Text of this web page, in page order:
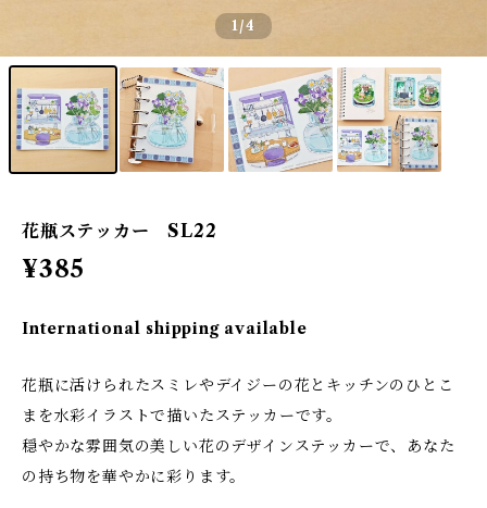
1/4
花瓶ステッカー SL22
¥385
International shipping available
花瓶に活けられたスミレやデイジーの花とキッチンのひとこ
まを水彩イラストで描いたステッカーです。
穏やかな雰囲気の美しい花のデザインステッカーで、あなた
の持ち物を華やかに彩ります。